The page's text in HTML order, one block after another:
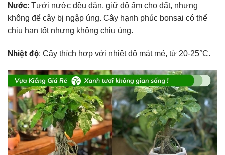
Nước: Tưới nước đều đặn, giữ độ ẩm cho đất, nhưng
không để cây bị ngập úng. Cây hạnh phúc bonsai có thể
chịu hạn tốt nhưng không chịu úng.
Nhiệt độ: Cây thích hợp với nhiệt độ mát mẻ, từ 20-25°C.